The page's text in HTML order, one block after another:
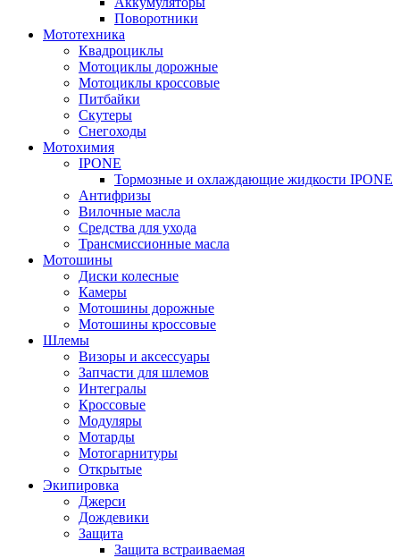
Поворотники
Мототехника
Квадроциклы
Мотоциклы дорожные
Мотоциклы кроссовые
Питбайки
Скутеры
Снегоходы
Мотохимия
IPONE
Тормозные и охлаждающие жидкости IPONE
Антифризы
Вилочные масла
Средства для ухода
Трансмиссионные масла
Мотошины
Диски колесные
Камеры
Мотошины дорожные
Мотошины кроссовые
Шлемы
Визоры и аксессуары
Запчасти для шлемов
Интегралы
Кроссовые
Модуляры
Мотарды
Мотогарнитуры
Открытые
Экипировка
Джерси
Дождевики
Защита
Защита встраиваемая